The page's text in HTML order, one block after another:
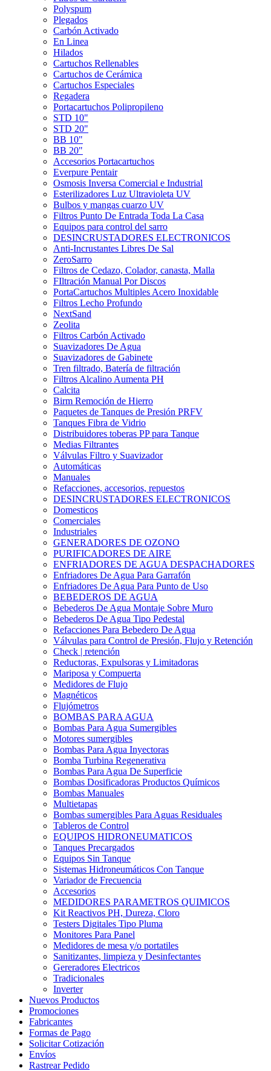
Polyspum
Plegados
Carbón Activado
En Linea
Hilados
Cartuchos Rellenables
Cartuchos de Cerámica
Cartuchos Especiales
Regadera
Portacartuchos Polipropileno
STD 10"
STD 20"
BB 10"
BB 20"
Accesorios Portacartuchos
Everpure Pentair
Osmosis Inversa Comercial e Industrial
Esterilizadores Luz Ultravioleta UV
Bulbos y mangas cuarzo UV
Filtros Punto De Entrada Toda La Casa
Equipos para control del sarro
DESINCRUSTADORES ELECTRONICOS
Anti-Incrustantes Libres De Sal
ZeroSarro
Filtros de Cedazo, Colador, canasta, Malla
FIltración Manual Por Discos
PortaCartuchos Multiples Acero Inoxidable
Filtros Lecho Profundo
NextSand
Zeolita
Filtros Carbón Activado
Suavizadores De Agua
Suavizadores de Gabinete
Tren filtrado, Batería de filtración
Filtros Alcalino Aumenta PH
Calcita
Birm Remoción de Hierro
Paquetes de Tanques de Presión PRFV
Tanques Fibra de Vidrio
Distribuidores toberas PP para Tanque
Medias Filtrantes
Válvulas Filtro y Suavizador
Automáticas
Manuales
Refacciones, accesorios, repuestos
DESINCRUSTADORES ELECTRONICOS
Domesticos
Comerciales
Industriales
GENERADORES DE OZONO
PURIFICADORES DE AIRE
ENFRIADORES DE AGUA DESPACHADORES
Enfriadores De Agua Para Garrafón
Enfriadores De Agua Para Punto de Uso
BEBEDEROS DE AGUA
Bebederos De Agua Montaje Sobre Muro
Bebederos De Agua Tipo Pedestal
Refacciones Para Bebedero De Agua
Válvulas para Control de Presión, Flujo y Retención
Check | retención
Reductoras, Expulsoras y Limitadoras
Mariposa y Compuerta
Medidores de Flujo
Magnéticos
Flujómetros
BOMBAS PARA AGUA
Bombas Para Agua Sumergibles
Motores sumergibles
Bombas Para Agua Inyectoras
Bomba Turbina Regenerativa
Bombas Para Agua De Superficie
Bombas Dosificadoras Productos Químicos
Bombas Manuales
Multietapas
Bombas sumergibles Para Aguas Residuales
Tableros de Control
EQUIPOS HIDRONEUMATICOS
Tanques Precargados
Equipos Sin Tanque
Sistemas Hidroneumáticos Con Tanque
Variador de Frecuencia
Accesorios
MEDIDORES PARAMETROS QUIMICOS
Kit Reactivos PH, Dureza, Cloro
Testers Digitales Tipo Pluma
Monitores Para Panel
Medidores de mesa y/o portatiles
Sanitizantes, limpieza y Desinfectantes
Gereradores Electricos
Tradicionales
Inverter
Nuevos Productos
Promociones
Fabricantes
Formas de Pago
Solicitar Cotización
Envíos
Rastrear Pedido